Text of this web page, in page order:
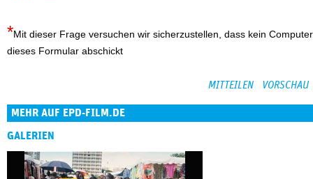
Mit dieser Frage versuchen wir sicherzustellen, dass kein Computer
dieses Formular abschickt
MEHR AUF EPD-FILM.DE
GALERIEN